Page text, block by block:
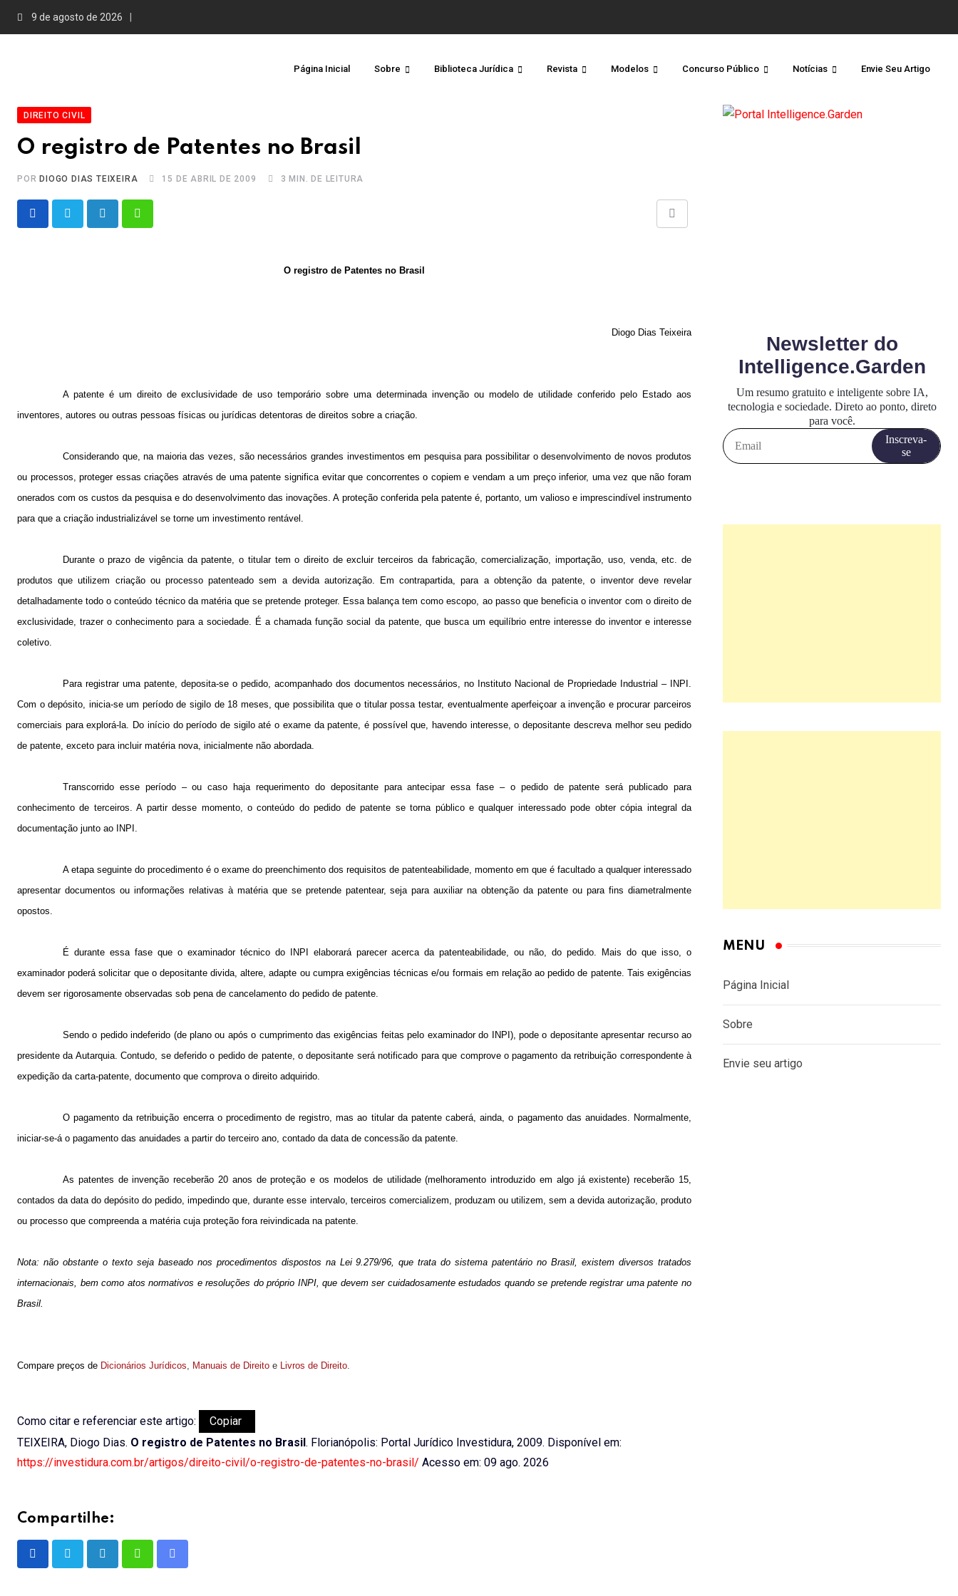
9 de agosto de 2026
Página Inicial Sobre Biblioteca Jurídica Revista Modelos Concurso Público Notícias Envie Seu Artigo
DIREITO CIVIL
O registro de Patentes no Brasil
PORDIOGO DIAS TEIXEIRA 15 DE ABRIL DE 2009 3 MIN. DE LEITURA
LinkedInWhatsapp
Share
O registro de Patentes no Brasil
Diogo Dias Teixeira
A patente é um direito de exclusividade de uso temporário sobre uma determinada invenção ou modelo de utilidade conferido pelo Estado aos
inventores, autores ou outras pessoas físicas ou jurídicas detentoras de direitos sobre a criação.
Considerando que, na maioria das vezes, são necessários grandes investimentos em pesquisa para possibilitar o desenvolvimento de novos produtos
ou processos, proteger essas criações através de uma patente significa evitar que concorrentes o copiem e vendam a um preço inferior, uma vez que não foram
onerados com os custos da pesquisa e do desenvolvimento das inovações. A proteção conferida pela patente é, portanto, um valioso e imprescindível instrumento
para que a criação industrializável se torne um investimento rentável.
Durante o prazo de vigência da patente, o titular tem o direito de excluir terceiros da fabricação, comercialização, importação, uso, venda, etc. de
produtos que utilizem criação ou processo patenteado sem a devida autorização. Em contrapartida, para a obtenção da patente, o inventor deve revelar
detalhadamente todo o conteúdo técnico da matéria que se pretende proteger. Essa balança tem como escopo, ao passo que beneficia o inventor com o direito de
exclusividade, trazer o conhecimento para a sociedade. É a chamada função social da patente, que busca um equilíbrio entre interesse do inventor e interesse
coletivo.
Para registrar uma patente, deposita-se o pedido, acompanhado dos documentos necessários, no Instituto Nacional de Propriedade Industrial – INPI.
Com o depósito, inicia-se um período de sigilo de 18 meses, que possibilita que o titular possa testar, eventualmente aperfeiçoar a invenção e procurar parceiros
comerciais para explorá-la. Do início do período de sigilo até o exame da patente, é possível que, havendo interesse, o depositante descreva melhor seu pedido
de patente, exceto para incluir matéria nova, inicialmente não abordada.
Transcorrido esse período – ou caso haja requerimento do depositante para antecipar essa fase – o pedido de patente será publicado para
conhecimento de terceiros. A partir desse momento, o conteúdo do pedido de patente se torna público e qualquer interessado pode obter cópia integral da
documentação junto ao INPI.
A etapa seguinte do procedimento é o exame do preenchimento dos requisitos de patenteabilidade, momento em que é facultado a qualquer interessado
apresentar documentos ou informações relativas à matéria que se pretende patentear, seja para auxiliar na obtenção da patente ou para fins diametralmente
opostos.
É durante essa fase que o examinador técnico do INPI elaborará parecer acerca da patenteabilidade, ou não, do pedido. Mais do que isso, o
examinador poderá solicitar que o depositante divida, altere, adapte ou cumpra exigências técnicas e/ou formais em relação ao pedido de patente. Tais exigências
devem ser rigorosamente observadas sob pena de cancelamento do pedido de patente.
Sendo o pedido indeferido (de plano ou após o cumprimento das exigências feitas pelo examinador do INPI), pode o depositante apresentar recurso ao
presidente da Autarquia. Contudo, se deferido o pedido de patente, o depositante será notificado para que comprove o pagamento da retribuição correspondente à
expedição da carta-patente, documento que comprova o direito adquirido.
O pagamento da retribuição encerra o procedimento de registro, mas ao titular da patente caberá, ainda, o pagamento das anuidades. Normalmente,
iniciar-se-á o pagamento das anuidades a partir do terceiro ano, contado da data de concessão da patente.
As patentes de invenção receberão 20 anos de proteção e os modelos de utilidade (melhoramento introduzido em algo já existente) receberão 15,
contados da data do depósito do pedido, impedindo que, durante esse intervalo, terceiros comercializem, produzam ou utilizem, sem a devida autorização, produto
ou processo que compreenda a matéria cuja proteção fora reivindicada na patente.
Nota: não obstante o texto seja baseado nos procedimentos dispostos na Lei 9.279/96, que trata do sistema patentário no Brasil, existem diversos tratados
internacionais, bem como atos normativos e resoluções do próprio INPI, que devem ser cuidadosamente estudados quando se pretende registrar uma patente no
Brasil.
Compare preços de Dicionários Jurídicos Manuais de Direito e Livros de Direito
Como citar e referenciar este artigo:
Copiar
TEIXEIRA, Diogo Dias. O registro de Patentes no Brasil. Florianópolis: Portal Jurídico Investidura, 2009. Disponível em:
https://investidura.com.br/artigos/direito-civil/o-registro-de-patentes-no-brasil/ Acesso em: 09 ago. 2026
Compartilhe:
LinkedInWhatsappShare